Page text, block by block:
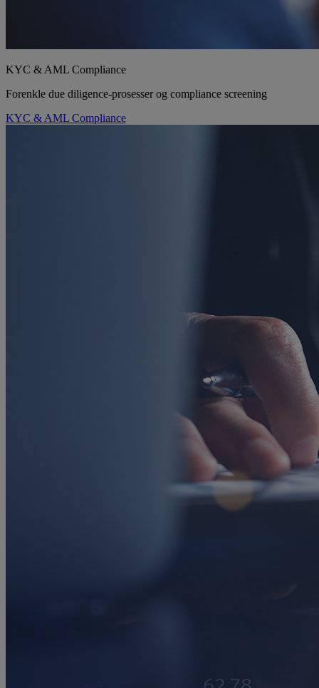
KYC & AML Compliance
Forenkle due diligence-prosesser og compliance screening
KYC & AML Compliance